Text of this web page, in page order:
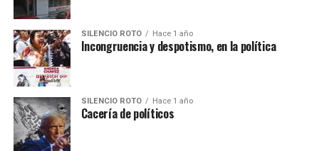
SILENCIO ROTO Hace 1 año
Incongruencia y despotismo, en la política
SILENCIO ROTO Hace 1 año
Cacería de políticos